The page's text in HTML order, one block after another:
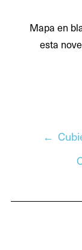
Mapa en
esta
de
Entrada